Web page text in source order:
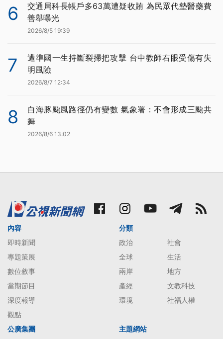
6
交通局科長帳戶多63萬遭疑收賄 為民眾代墊醫藥費
善舉曝光
2026/8/5 19:39
7
遭準國一生持斷裂掃把攻擊 台中教師右眼受傷有失
明風險
2026/8/7 12:34
8
白海豚颱風路徑仍有變數 氣象署：不會形成三颱共
舞
2026/8/6 13:02
內容
即時新聞
專題策展
數位敘事
當期節目
深度報導
觀點
分類
政治
社會
全球
生活
兩岸
地方
產經
文教科技
環境
社福人權
公廣集團
主題網站